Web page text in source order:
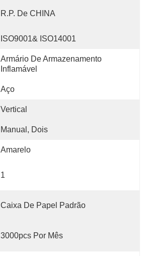
R.P. De CHINA
ISO9001& ISO14001
Armário De Armazenamento
Inflamável
Aço
Vertical
Manual, Dois
Amarelo
1
Caixa De Papel Padrão
3000pcs Por Mês